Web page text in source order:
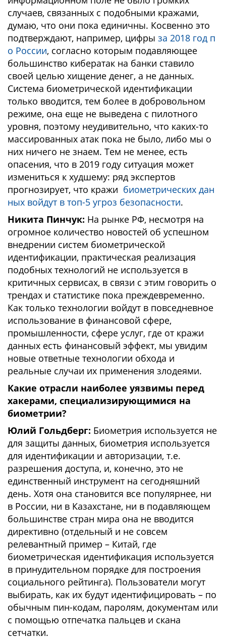
случаев, связанных с подобными кражами,
думаю, что они пока единичны. Косвенно это
подтверждают, например, цифры за 2018 год п
о России, согласно которым подавляющее
большинство кибератак на банки ставило
своей целью хищение денег, а не данных.
Система биометрической идентификации
только вводится, тем более в добровольном
режиме, она еще не выведена с пилотного
уровня, поэтому неудивительно, что каких-то
массированных атак пока не было, либо мы о
них ничего не знаем. Тем не менее, есть
опасения, что в 2019 году ситуация может
измениться к худшему: ряд экспертов
прогнозирует, что кражи биометрических дан
ных войдут в топ-5 угроз безопасности.
Никита Пинчук: На рынке РФ, несмотря на
огромное количество новостей об успешном
внедрении систем биометрической
идентификации, практическая реализация
подобных технологий не используется в
критичных сервисах, в связи с этим говорить о
трендах и статистике пока преждевременно.
Как только технологии войдут в повседневное
использование в финансовой сфере,
промышленности, сфере услуг, где от кражи
данных есть финансовый эффект, мы увидим
новые ответные технологии обхода и
реальные случаи их применения злодеями.
Какие отрасли наиболее уязвимы перед
хакерами, специализирующимися на
биометрии?
Юлий Гольдберг: Биометрия используется не
для защиты данных, биометрия используется
для идентификации и авторизации, т.е.
разрешения доступа, и, конечно, это не
единственный инструмент на сегодняшний
день. Хотя она становится все популярнее, ни
в России, ни в Казахстане, ни в подавляющем
большинстве стран мира она не вводится
директивно (отдельный и не совсем
релевантный пример – Китай, где
биометрическая идентификация используется
в принудительном порядке для построения
социального рейтинга). Пользователи могут
выбирать, как их будут идентифицировать – по
обычным пин-кодам, паролям, документам или
с помощью отпечатка пальцев и скана
сетчатки.